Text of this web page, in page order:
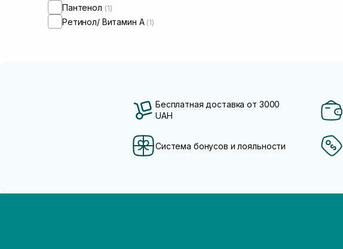
Пантенол (1)
Ретинол/ Витамин А (1)
Бесплатная доставка от 3000
UAH
Система бонусов и лояльности